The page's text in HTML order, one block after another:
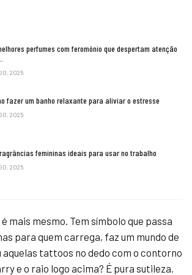
perfumes com feromônio que despertam atenção
2025
fazer um banho relaxante para aliviar o estresse
2025
femininas ideais para usar no trabalho
2025
mais mesmo. Tem símbolo que passa
para quem carrega, faz um mundo de
tattoos no dedo com o contorno
e o raio logo acima? É pura sutileza.